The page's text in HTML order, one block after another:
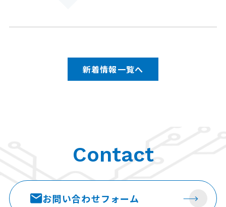
新着情報一覧へ
Contact
お問い合わせフォーム